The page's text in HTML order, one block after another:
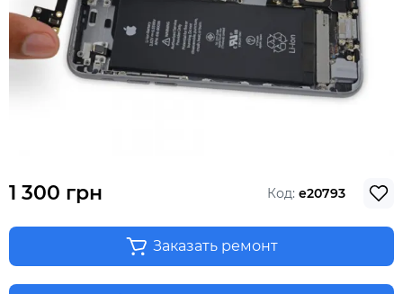
1 300 грн Код: e20793
Заказать ремонт